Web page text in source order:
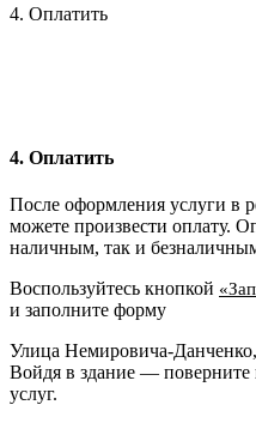
4. Оплатить
4. Оплатить
После оформления услуги в
можете произвести оплату.
наличным, так и
Воспользуйтесь кнопкой
и заполните форму
Улица Немировича-
Войдя в здание — поверните
услуг.